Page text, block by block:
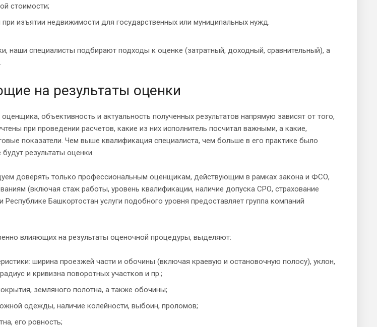
стоимости;
изъятии недвижимости для государственных или муниципальных нужд.
наши специалисты подбирают подходы к оценке (затратный, доходный, сравнительный), а
на результаты оценки
объективность и актуальность полученных результатов напрямую зависят от того,
при проведении расчетов, какие из них исполнитель посчитал важными, а какие,
показатели. Чем выше квалификация специалиста, чем больше в его практике было
результаты оценки.
доверять только профессиональным оценщикам, действующим в рамках закона и ФСО,
(включая стаж работы, уровень квалификации, наличие допуска СРО, страхование
Республике Башкортостан услуги подобного уровня предоставляет группа компаний
влияющих на результаты оценочной процедуры, выделяют:
ширина проезжей части и обочины (включая краевую и остановочную полосу), уклон,
и кривизна поворотных участков и пр.;
земляного полотна, а также обочины;
одежды, наличие колейности, выбоин, проломов;
его ровность;